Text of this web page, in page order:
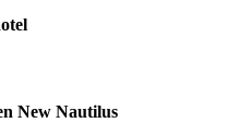
New Nautilus